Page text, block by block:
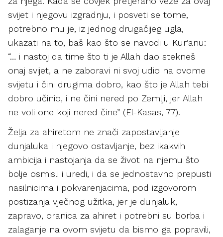
svijet i njegovu izgradnju, i posveti se tome,
potrebno mu je, iz jednog drugačijeg ugla,
ukazati na to, baš kao što se navodi u Kur’anu:
“… i nastoj da time što ti je Allah dao stekneš
onaj svijet, a ne zaboravi ni svoj udio na ovome
svijetu i čini drugima dobro, kao što je Allah tebi
dobro učinio, i ne čini nered po Zemlji, jer Allah
ne voli one koji nered čine” (El-Kasas, 77).
Želja za ahiretom ne znači zapostavljanje
dunjaluka i njegovo ostavljanje, bez ikakvih
ambicija i nastojanja da se život na njemu što
bolje osmisli i uredi, i da se jednostavno prepusti
nasilnicima i pokvarenjacima, pod izgovorom
postizanja vječnog užitka, jer je dunjaluk,
zapravo, oranica za ahiret i potrebni su borba i
zalaganje na ovom svijetu da bismo ga popravili,